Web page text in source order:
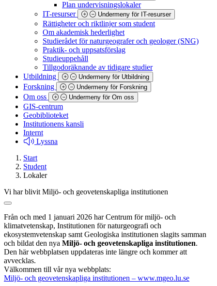
Plan undervisningslokaler
IT-resurser
Undermeny för IT-resurser
Rättigheter och riktlinjer som student
Om akademisk hederlighet
Studierådet för naturgeografer och geologer (SNG)
Praktik- och uppsatsförslag
Studieuppehåll
Tillgodoräknande av tidigare studier
Utbildning
Undermeny för Utbildning
Forskning Undermeny för Forskning
Om oss Undermeny för Om oss
GIS-centrum
Geobiblioteket
Institutionens kansli
Internt
Lyssna
Start
Student
Lokaler
Vi har blivit Miljö- och geovetenskapliga institutionen
Från och med 1 januari 2026 har Centrum för miljö- och
klimatvetenskap, Institutionen för naturgeografi och
ekosystemvetenskap samt Geologiska institutionen slagits samman
och bildat den nya Miljö- och geovetenskapliga institutionen.
Den här webbplatsen uppdateras inte längre och kommer att
avvecklas.
Välkommen till vår nya webbplats:
Miljö- och geovetenskapliga institutionen – www.mgeo.lu.se